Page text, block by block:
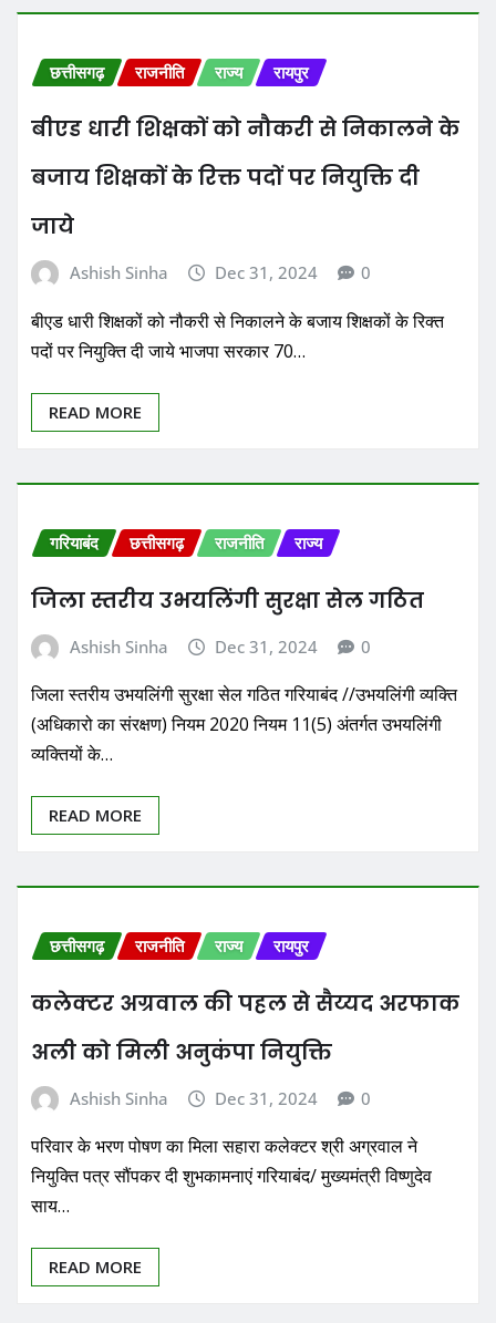
छत्तीसगढ़ राजनीति राज्य रायपुर
बीएड धारी शिक्षकों को नौकरी से निकालने के
बजाय शिक्षकों के रिक्त पदों पर नियुक्ति दी
जाये
Ashish Sinha Dec 31, 2024 0
बीएड धारी शिक्षकों को नौकरी से निकालने के बजाय शिक्षकों के रिक्त
पदों पर नियुक्ति दी जाये भाजपा सरकार 70…
READ MORE
गरियाबंद छत्तीसगढ़ राजनीति राज्य
जिला स्तरीय उभयलिंगी सुरक्षा सेल गठित
Ashish Sinha Dec 31, 2024 0
जिला स्तरीय उभयलिंगी सुरक्षा सेल गठित गरियाबंद //उभयलिंगी व्यक्ति
(अधिकारो का संरक्षण) नियम 2020 नियम 11(5) अंतर्गत उभयलिंगी
व्यक्तियों के…
READ MORE
छत्तीसगढ़ राजनीति राज्य रायपुर
कलेक्टर अग्रवाल की पहल से सैय्यद अरफाक
अली को मिली अनुकंपा नियुक्ति
Ashish Sinha Dec 31, 2024 0
परिवार के भरण पोषण का मिला सहारा कलेक्टर श्री अग्रवाल ने
नियुक्ति पत्र सौंपकर दी शुभकामनाएं गरियाबंद/ मुख्यमंत्री विष्णुदेव
साय…
READ MORE